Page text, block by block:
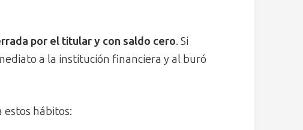
por el titular y con saldo cero. Si
a la institución financiera y al buró
estos hábitos: